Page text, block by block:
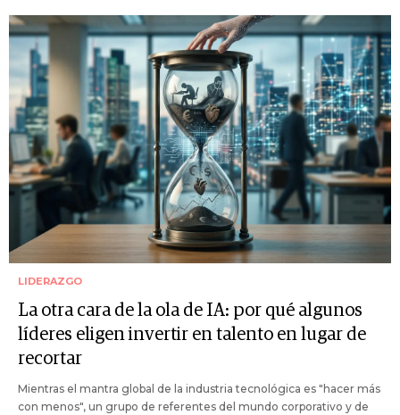
LIDERAZGO
La otra cara de la ola de IA: por qué algunos
líderes eligen invertir en talento en lugar de
recortar
Mientras el mantra global de la industria tecnológica es "hacer más
con menos", un grupo de referentes del mundo corporativo y de